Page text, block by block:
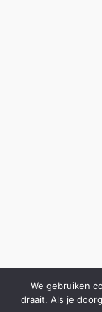
We gebruiken
draait. Als je